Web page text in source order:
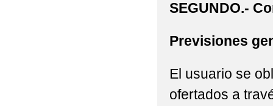
SEGUNDO.-
Previsiones
El usuario se
ofertados a